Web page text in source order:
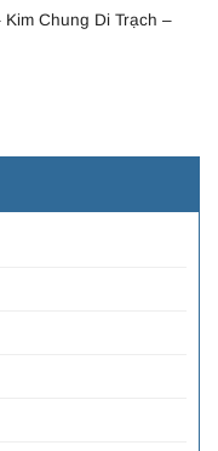
Chung Di Trạch –